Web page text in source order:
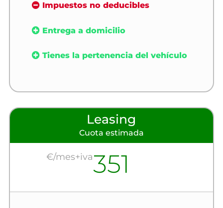
Impuestos no deducibles
Entrega a domicilio
Tienes la pertenencia del vehículo
Leasing
Cuota estimada
€/mes+iva351